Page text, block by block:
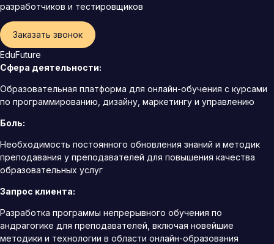
разработчиков и тестировщиков
Заказать звонок
EduFuture
Сфера деятельности:
Образовательная платформа для онлайн-обучения с курсами
по программированию, дизайну, маркетингу и управлению
Боль:
Необходимость постоянного обновления знаний и методик
преподавания у преподавателей для повышения качества
образовательных услуг
Запрос клиента:
Разработка программы непрерывного обучения по
андрагогике для преподавателей, включая новейшие
методики и технологии в области онлайн-образования